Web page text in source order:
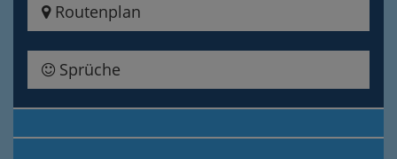
Routenplan
Sprüche